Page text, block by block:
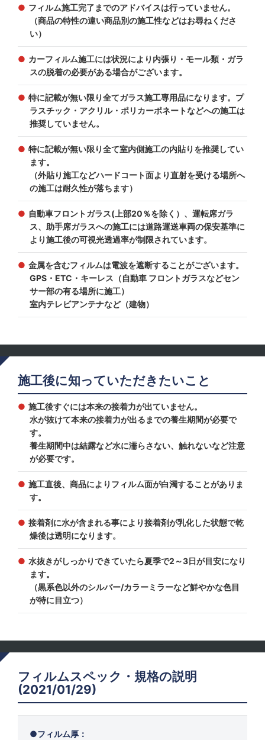
フィルム施工完了までのアドバイスは行っていません。
（商品の特性の違い商品別の施工性などはお尋ねくださ
い）
カーフィルム施工には状況により内張り・モール類・ガラ
スの脱着の必要がある場合がございます。
特に記載が無い限り全てガラス施工専用品になります。プ
ラスチック・アクリル・ポリカーポネートなどへの施工は
推奨していません。
特に記載が無い限り全て室内側施工の内貼りを推奨してい
ます。
（外貼り施工などハードコート面より直射を受ける場所へ
の施工は耐久性が落ちます）
自動車フロントガラス(上部20％を除く）、運転席ガラ
ス、助手席ガラスへの施工には道路運送車両の保安基準に
より施工後の可視光透過率が制限されています。
金属を含むフィルムは電波を遮断することがございます。
GPS・ETC・キーレス（自動車 フロントガラスなどセン
サー部の有る場所に施工）
室内テレビアンテナなど（建物）
施工後に知っていただきたいこと
施工後すぐには本来の接着力が出ていません。
水が抜けて本来の接着力が出るまでの養生期間が必要で
す。
養生期間中は結露など水に濡らさない、触れないなど注意
が必要です。
施工直後、商品によりフィルム面が白濁することがありま
す。
接着剤に水が含まれる事により接着剤が乳化した状態で乾
燥後は透明になります。
水抜きがしっかりできていたら夏季で2～3日が目安になり
ます。
（黒系色以外のシルバー/カラーミラーなど鮮やかな色目
が特に目立つ）
フィルムスペック・規格の説明
(2021/01/29)
フィルム厚：